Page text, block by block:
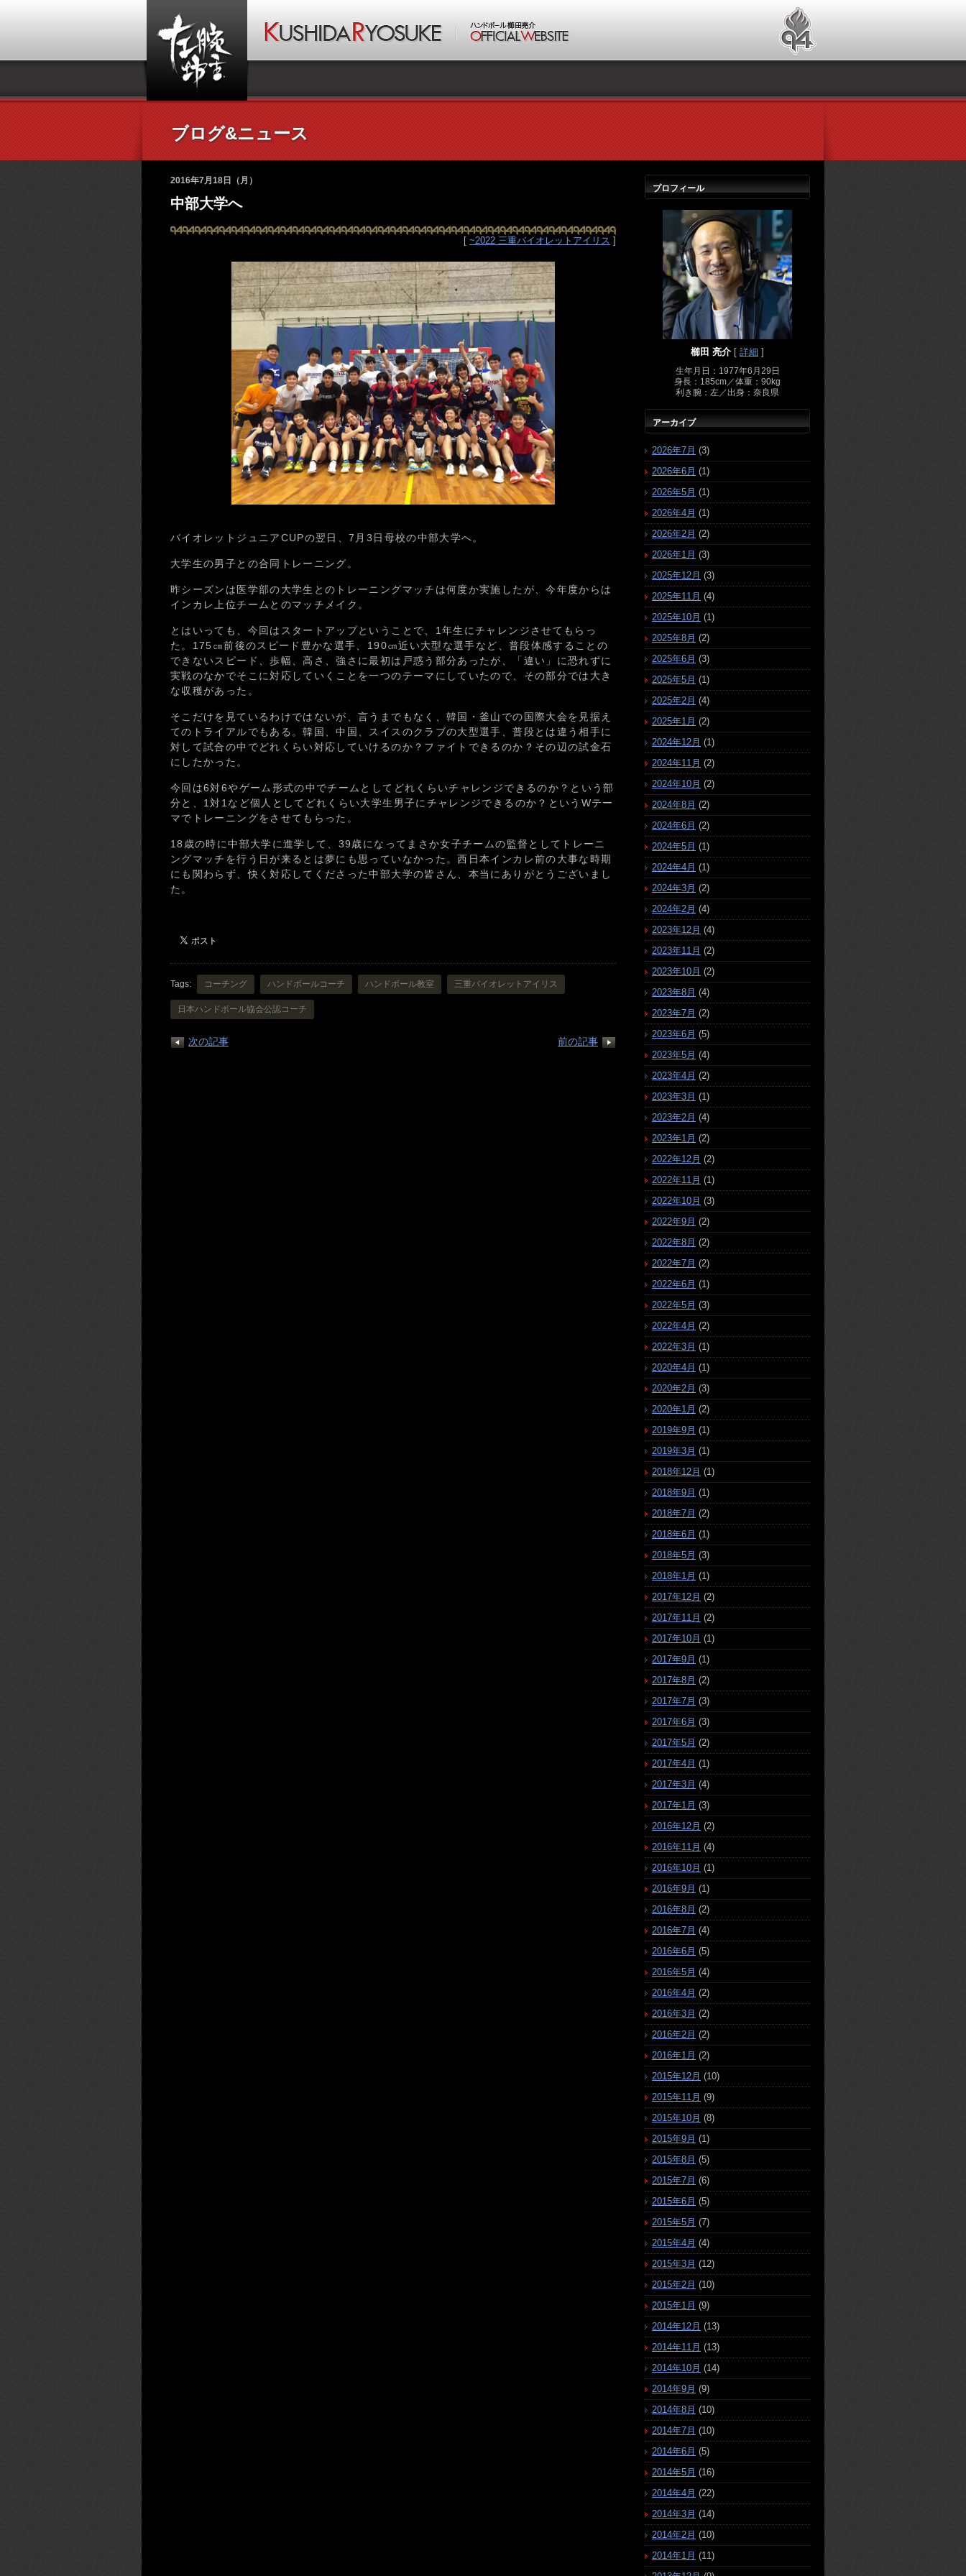
ブログ&ニュース
2016年7月18日（月）
中部大学へ
[ ~2022 三重バイオレットアイリス ]
バイオレットジュニアCUPの翌日、7月3日母校の中部大学へ。
大学生の男子との合同トレーニング。
昨シーズンは医学部の大学生とのトレーニングマッチは何度か実施したが、今年度からは
インカレ上位チームとのマッチメイク。
とはいっても、今回はスタートアップということで、1年生にチャレンジさせてもらっ
た。175㎝前後のスピード豊かな選手、190㎝近い大型な選手など、普段体感することの
できないスピード、歩幅、高さ、強さに最初は戸惑う部分あったが、「違い」に恐れずに
実戦のなかでそこに対応していくことを一つのテーマにしていたので、その部分では大き
な収穫があった。
そこだけを見ているわけではないが、言うまでもなく、韓国・釜山での国際大会を見据え
てのトライアルでもある。韓国、中国、スイスのクラブの大型選手、普段とは違う相手に
対して試合の中でどれくらい対応していけるのか？ファイトできるのか？その辺の試金石
にしたかった。
今回は6対6やゲーム形式の中でチームとしてどれくらいチャレンジできるのか？という部
分と、1対1など個人としてどれくらい大学生男子にチャレンジできるのか？というWテー
マでトレーニングをさせてもらった。
18歳の時に中部大学に進学して、39歳になってまさか女子チームの監督としてトレーニ
ングマッチを行う日が来るとは夢にも思っていなかった。西日本インカレ前の大事な時期
にも関わらず、快く対応してくださった中部大学の皆さん、本当にありがとうございまし
た。
Tags: コーチング ハンドボールコーチ ハンドボール教室 三重バイオレットアイリス
日本ハンドボール協会公認コーチ
前の記事
次の記事
プロフィール
櫛田 亮介 [ 詳細 ]
生年月日：1977年6月29日
身長：185cm／体重：90kg
利き腕：左／出身：奈良県
アーカイブ
2026年7月 (3)
2026年6月 (1)
2026年5月 (1)
2026年4月 (1)
2026年2月 (2)
2026年1月 (3)
2025年12月 (3)
2025年11月 (4)
2025年10月 (1)
2025年8月 (2)
2025年6月 (3)
2025年5月 (1)
2025年2月 (4)
2025年1月 (2)
2024年12月 (1)
2024年11月 (2)
2024年10月 (2)
2024年8月 (2)
2024年6月 (2)
2024年5月 (1)
2024年4月 (1)
2024年3月 (2)
2024年2月 (4)
2023年12月 (4)
2023年11月 (2)
2023年10月 (2)
2023年8月 (4)
2023年7月 (2)
2023年6月 (5)
2023年5月 (4)
2023年4月 (2)
2023年3月 (1)
2023年2月 (4)
2023年1月 (2)
2022年12月 (2)
2022年11月 (1)
2022年10月 (3)
2022年9月 (2)
2022年8月 (2)
2022年7月 (2)
2022年6月 (1)
2022年5月 (3)
2022年4月 (2)
2022年3月 (1)
2020年4月 (1)
2020年2月 (3)
2020年1月 (2)
2019年9月 (1)
2019年3月 (1)
2018年12月 (1)
2018年9月 (1)
2018年7月 (2)
2018年6月 (1)
2018年5月 (3)
2018年1月 (1)
2017年12月 (2)
2017年11月 (2)
2017年10月 (1)
2017年9月 (1)
2017年8月 (2)
2017年7月 (3)
2017年6月 (3)
2017年5月 (2)
2017年4月 (1)
2017年3月 (4)
2017年1月 (3)
2016年12月 (2)
2016年11月 (4)
2016年10月 (1)
2016年9月 (1)
2016年8月 (2)
2016年7月 (4)
2016年6月 (5)
2016年5月 (4)
2016年4月 (2)
2016年3月 (2)
2016年2月 (2)
2016年1月 (2)
2015年12月 (10)
2015年11月 (9)
2015年10月 (8)
2015年9月 (1)
2015年8月 (5)
2015年7月 (6)
2015年6月 (5)
2015年5月 (7)
2015年4月 (4)
2015年3月 (12)
2015年2月 (10)
2015年1月 (9)
2014年12月 (13)
2014年11月 (13)
2014年10月 (14)
2014年9月 (9)
2014年8月 (10)
2014年7月 (10)
2014年6月 (5)
2014年5月 (16)
2014年4月 (22)
2014年3月 (14)
2014年2月 (10)
2014年1月 (11)